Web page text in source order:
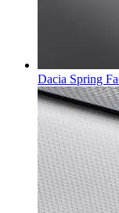
Dacia Spring